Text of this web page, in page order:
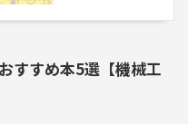
すすめ本5選【機械工